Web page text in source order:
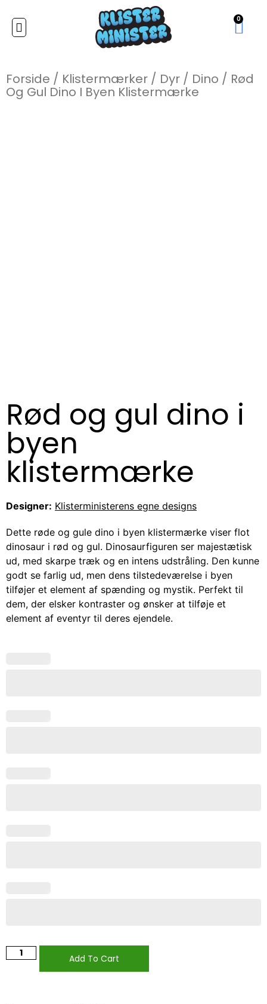
0
Forside / Klistermærker / Dyr / Dino / Rød
Og Gul Dino I Byen Klistermærke
Rød og gul dino i
byen
klistermærke
Designer: Klisterministerens egne designs
Dette røde og gule dino i byen klistermærke viser flot
dinosaur i rød og gul. Dinosaurfiguren ser majestætisk
ud, med skarpe træk og en intens udstråling. Den kunne
godt se farlig ud, men dens tilstedeværelse i byen
tilføjer et element af spænding og mystik. Perfekt til
dem, der elsker kontraster og ønsker at tilføje et
element af eventyr til deres ejendele.
Add To Cart